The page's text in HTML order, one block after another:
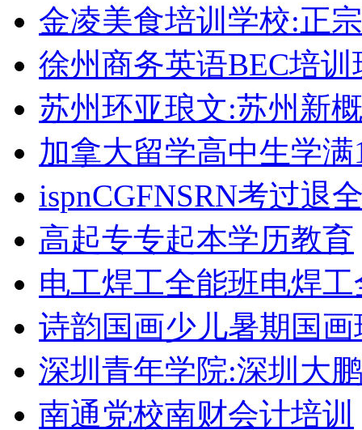
金凌美食培训学校:正
徐州商务英语BEC培训
苏州环亚琅文:苏州新
加拿大留学高中生学满
ispnCGFNSRN考过退
高起专专起本学历教育
电工焊工全能班电焊
诗韵国画少儿暑期国
深圳青年学院:深圳大
南通党校南财会计培训